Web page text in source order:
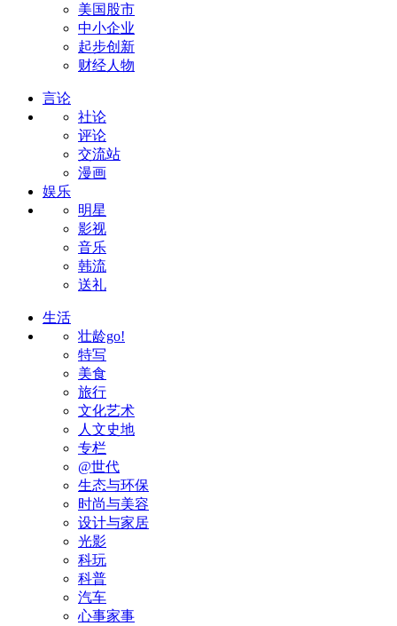
美国股市
中小企业
起步创新
财经人物
言论
社论
评论
交流站
漫画
娱乐
明星
影视
音乐
韩流
送礼
生活
壮龄go!
特写
美食
旅行
文化艺术
人文史地
专栏
@世代
生态与环保
时尚与美容
设计与家居
光影
科玩
科普
汽车
心事家事